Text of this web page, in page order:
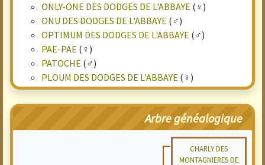
ONLY-ONE DES DODGES DE L'ABBAYE (♀)
ONU DES DODGES DE L'ABBAYE (♂)
OPTIMUM DES DODGES DE L'ABBAYE (♂)
PAE-PAE (♀)
PATOCHE (♂)
PLOUM DES DODGES DE L'ABBAYE (♀)
Arbre généalogique
CHARLY DES
MONTAGNIERES DE